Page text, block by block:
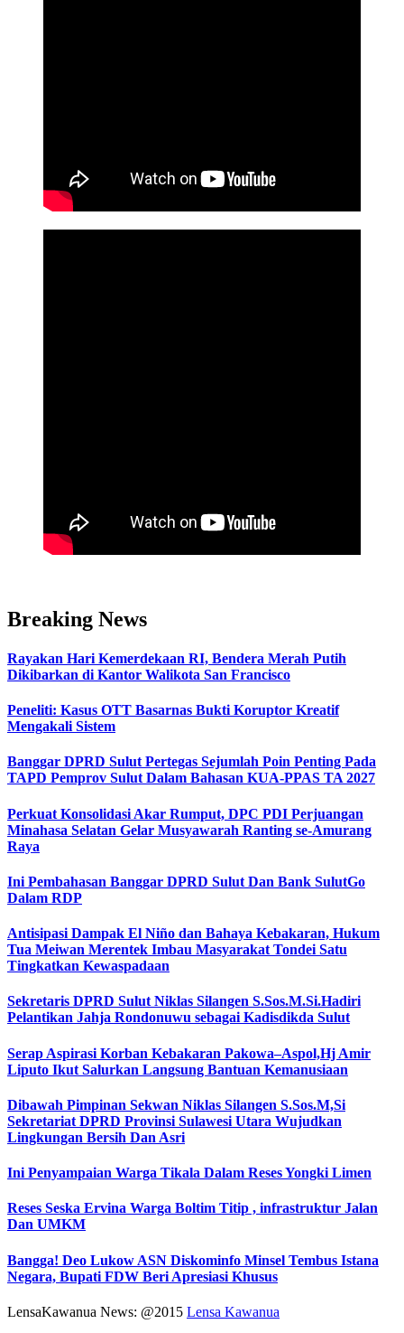
Breaking News
Rayakan Hari Kemerdekaan RI, Bendera Merah Putih
Dikibarkan di Kantor Walikota San Francisco
Peneliti: Kasus OTT Basarnas Bukti Koruptor Kreatif
Mengakali Sistem
Banggar DPRD Sulut Pertegas Sejumlah Poin Penting Pada
TAPD Pemprov Sulut Dalam Bahasan KUA-PPAS TA 2027
Perkuat Konsolidasi Akar Rumput, DPC PDI Perjuangan
Minahasa Selatan Gelar Musyawarah Ranting se-Amurang
Raya
Ini Pembahasan Banggar DPRD Sulut Dan Bank SulutGo
Dalam RDP
Antisipasi Dampak El Niño dan Bahaya Kebakaran, Hukum
Tua Meiwan Merentek Imbau Masyarakat Tondei Satu
Tingkatkan Kewaspadaan
Sekretaris DPRD Sulut Niklas Silangen S.Sos.M.Si.Hadiri
Pelantikan Jahja Rondonuwu sebagai Kadisdikda Sulut
Serap Aspirasi Korban Kebakaran Pakowa–Aspol,Hj Amir
Liputo Ikut Salurkan Langsung Bantuan Kemanusiaan
Dibawah Pimpinan Sekwan Niklas Silangen S.Sos.M,Si
Sekretariat DPRD Provinsi Sulawesi Utara Wujudkan
Lingkungan Bersih Dan Asri
Ini Penyampaian Warga Tikala Dalam Reses Yongki Limen
Reses Seska Ervina Warga Boltim Titip , infrastruktur Jalan
Dan UMKM
Bangga! Deo Lukow ASN Diskominfo Minsel Tembus Istana
Negara, Bupati FDW Beri Apresiasi Khusus‎
LensaKawanua News: @2015 Lensa Kawanua